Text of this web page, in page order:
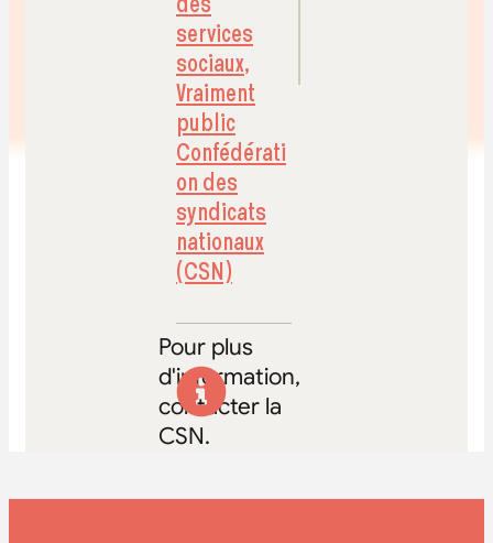
services
sociaux,
Vraiment
public
Confédérati
on des
syndicats
nationaux
(CSN)
Pour plus
d'information,
contacter la
CSN.